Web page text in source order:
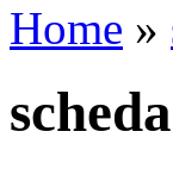
Home »